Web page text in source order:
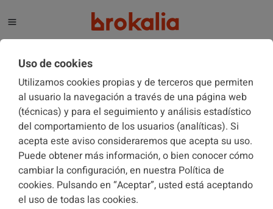
El blog de Brokalia
COMUNIDADES DE PROPIETARIOS 20/12/2013
Las comunidades de propietarios
tendrán que declarar a Hacienda
Uso de cookies
Utilizamos cookies propias y de terceros que permiten
al usuario la navegación a través de una página web
(técnicas) y para el seguimiento y análisis estadístico
del comportamiento de los usuarios (analíticas). Si
acepta este aviso consideraremos que acepta su uso.
Puede obtener más información, o bien conocer cómo
cambiar la configuración, en nuestra Política de
cookies. Pulsando en “Aceptar”, usted está aceptando
el uso de todas las cookies.